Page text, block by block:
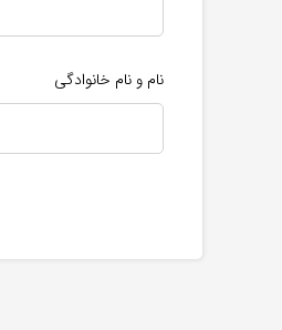
نام و نام خانوادگی